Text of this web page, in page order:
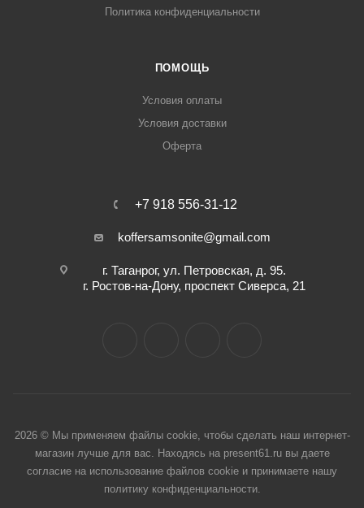
Политика конфиденциальности
ПОМОЩЬ
Условия оплаты
Условия доставки
Оферта
+7 918 556-31-12
koffersamsonite@gmail.com
г. Таганрог, ул. Петровская, д. 95.
г. Ростов-на-Дону, проспект Сиверса, 21
2026 © Мы применяем файлы cookie, чтобы сделать наш интернет-
магазин лучше для вас. Находясь на present61.ru вы даете
согласие на использование файлов cookie и принимаете нашу
политику конфиденциальности.